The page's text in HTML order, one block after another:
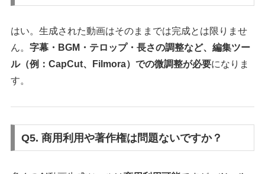
はい。生成された動画はそのままでは完成とは限りませ
ん。字幕・BGM・テロップ・長さの調整など、編集ツー
ル（例：CapCut、Filmora）での微調整が必要になりま
す。
Q5. 商用利用や著作権は問題ないですか？